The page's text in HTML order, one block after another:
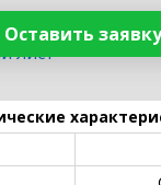
Оставить заявку
лист